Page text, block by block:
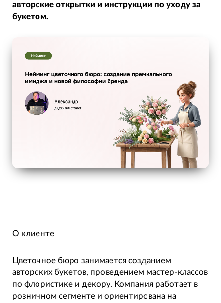
авторские открытки и инструкции по уходу за
букетом.
О клиенте
Цветочное бюро занимается созданием
авторских букетов, проведением мастер-классов
по флористике и декору. Компания работает в
розничном сегменте и ориентирована на